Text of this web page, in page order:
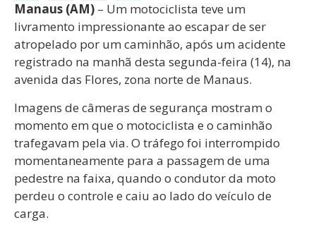
Manaus (AM) – Um motociclista teve um
livramento impressionante ao escapar de ser
atropelado por um caminhão, após um acidente
registrado na manhã desta segunda-feira (14), na
avenida das Flores, zona norte de Manaus.
Imagens de câmeras de segurança mostram o
momento em que o motociclista e o caminhão
trafegavam pela via. O tráfego foi interrompido
momentaneamente para a passagem de uma
pedestre na faixa, quando o condutor da moto
perdeu o controle e caiu ao lado do veículo de
carga.